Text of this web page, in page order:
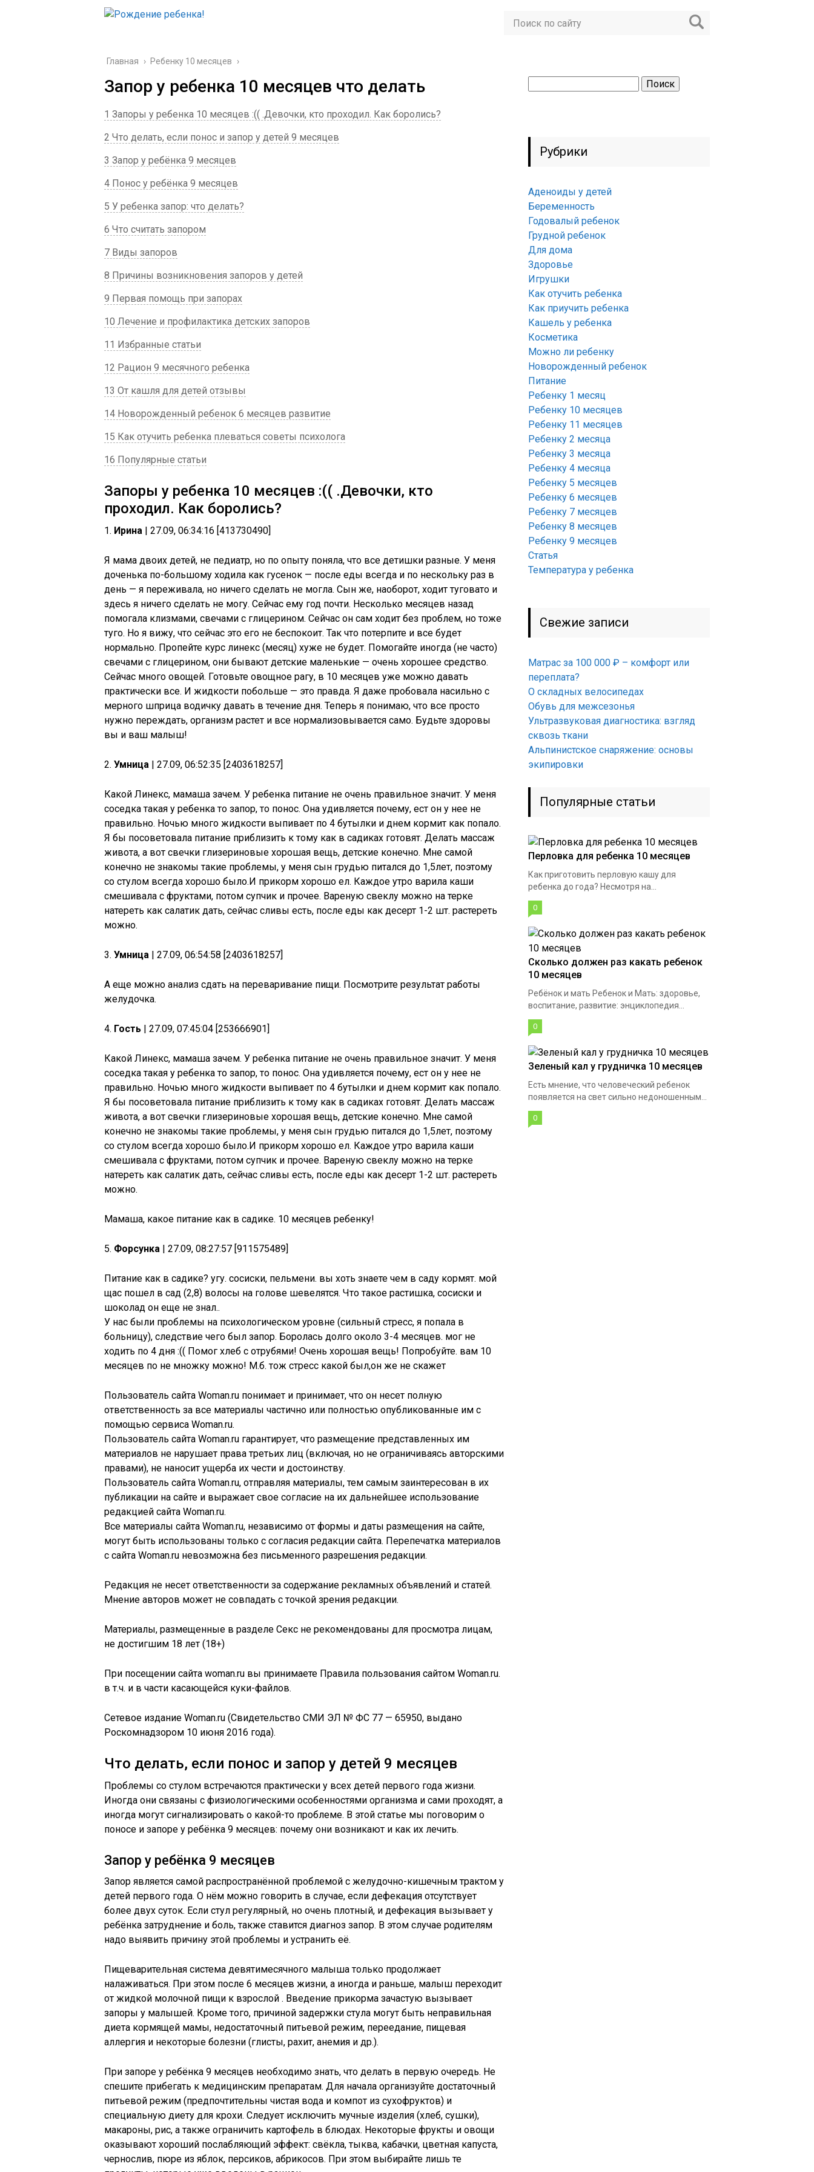
Главная › Ребенку 10 месяцев ›
Запор у ребенка 10 месяцев что делать
1 Запоры у ребенка 10 месяцев :(( .Девочки, кто проходил. Как боролись?
2 Что делать, если понос и запор у детей 9 месяцев
3 Запор у ребёнка 9 месяцев
4 Понос у ребёнка 9 месяцев
5 У ребенка запор: что делать?
6 Что считать запором
7 Виды запоров
8 Причины возникновения запоров у детей
9 Первая помощь при запорах
10 Лечение и профилактика детских запоров
11 Избранные статьи
12 Рацион 9 месячного ребенка
13 От кашля для детей отзывы
14 Новорожденный ребенок 6 месяцев развитие
15 Как отучить ребенка плеваться советы психолога
16 Популярные статьи
Запоры у ребенка 10 месяцев :(( .Девочки, кто
проходил. Как боролись?
1. Ирина | 27.09, 06:34:16 [413730490]
Я мама двоих детей, не педиатр, но по опыту поняла, что все детишки разные. У меня
доченька по-большому ходила как гусенок — после еды всегда и по нескольку раз в
день — я переживала, но ничего сделать не могла. Сын же, наоборот, ходит туговато и
здесь я ничего сделать не могу. Сейчас ему год почти. Несколько месяцев назад
помогала клизмами, свечами с глицерином. Сейчас он сам ходит без проблем, но тоже
туго. Но я вижу, что сейчас это его не беспокоит. Так что потерпите и все будет
нормально. Пропейте курс линекс (месяц) хуже не будет. Помогайте иногда (не часто)
свечами с глицерином, они бывают детские маленькие — очень хорошее средство.
Сейчас много овощей. Готовьте овощное рагу, в 10 месяцев уже можно давать
практически все. И жидкости побольше — это правда. Я даже пробовала насильно с
мерного шприца водичку давать в течение дня. Теперь я понимаю, что все просто
нужно переждать, организм растет и все нормализовывается само. Будьте здоровы
вы и ваш малыш!
2. Умница | 27.09, 06:52:35 [2403618257]
Какой Линекс, мамаша зачем. У ребенка питание не очень правильное значит. У меня
соседка такая у ребенка то запор, то понос. Она удивляется почему, ест он у нее не
правильно. Ночью много жидкости выпивает по 4 бутылки и днем кормит как попало.
Я бы посоветовала питание приблизить к тому как в садиках готовят. Делать массаж
живота, а вот свечки глизериновые хорошая вещь, детские конечно. Мне самой
конечно не знакомы такие проблемы, у меня сын грудью питался до 1,5лет, поэтому
со стулом всегда хорошо было.И прикорм хорошо ел. Каждое утро варила каши
смешивала с фруктами, потом супчик и прочее. Вареную свеклу можно на терке
натереть как салатик дать, сейчас сливы есть, после еды как десерт 1-2 шт. растереть
можно.
3. Умница | 27.09, 06:54:58 [2403618257]
А еще можно анализ сдать на переваривание пищи. Посмотрите результат работы
желудочка.
4. Гость | 27.09, 07:45:04 [253666901]
Какой Линекс, мамаша зачем. У ребенка питание не очень правильное значит. У меня
соседка такая у ребенка то запор, то понос. Она удивляется почему, ест он у нее не
правильно. Ночью много жидкости выпивает по 4 бутылки и днем кормит как попало.
Я бы посоветовала питание приблизить к тому как в садиках готовят. Делать массаж
живота, а вот свечки глизериновые хорошая вещь, детские конечно. Мне самой
конечно не знакомы такие проблемы, у меня сын грудью питался до 1,5лет, поэтому
со стулом всегда хорошо было.И прикорм хорошо ел. Каждое утро варила каши
смешивала с фруктами, потом супчик и прочее. Вареную свеклу можно на терке
натереть как салатик дать, сейчас сливы есть, после еды как десерт 1-2 шт. растереть
можно.
Мамаша, какое питание как в садике. 10 месяцев ребенку!
5. Форсунка | 27.09, 08:27:57 [911575489]
Питание как в садике? угу. сосиски, пельмени. вы хоть знаете чем в саду кормят. мой
щас пошел в сад (2,8) волосы на голове шевелятся. Что такое растишка, сосиски и
шоколад он еще не знал..
У нас были проблемы на психологическом уровне (сильный стресс, я попала в
больницу), следствие чего был запор. Боролась долго около 3-4 месяцев. мог не
ходить по 4 дня :(( Помог хлеб с отрубями! Очень хорошая вещь! Попробуйте. вам 10
месяцев по не множку можно! М.б. тож стресс какой был,он же не скажет
Пользователь сайта Woman.ru понимает и принимает, что он несет полную
ответственность за все материалы частично или полностью опубликованные им с
помощью сервиса Woman.ru.
Пользователь сайта Woman.ru гарантирует, что размещение представленных им
материалов не нарушает права третьих лиц (включая, но не ограничиваясь авторскими
правами), не наносит ущерба их чести и достоинству.
Пользователь сайта Woman.ru, отправляя материалы, тем самым заинтересован в их
публикации на сайте и выражает свое согласие на их дальнейшее использование
редакцией сайта Woman.ru.
Все материалы сайта Woman.ru, независимо от формы и даты размещения на сайте,
могут быть использованы только с согласия редакции сайта. Перепечатка материалов
с сайта Woman.ru невозможна без письменного разрешения редакции.
Редакция не несет ответственности за содержание рекламных объявлений и статей.
Мнение авторов может не совпадать с точкой зрения редакции.
Материалы, размещенные в разделе Секс не рекомендованы для просмотра лицам,
не достигшим 18 лет (18+)
При посещении сайта woman.ru вы принимаете Правила пользования сайтом Woman.ru.
в т.ч. и в части касающейся куки-файлов.
Сетевое издание Woman.ru (Свидетельство СМИ ЭЛ № ФС 77 — 65950, выдано
Роскомнадзором 10 июня 2016 года).
Что делать, если понос и запор у детей 9 месяцев
Проблемы со стулом встречаются практически у всех детей первого года жизни.
Иногда они связаны с физиологическими особенностями организма и сами проходят, а
иногда могут сигнализировать о какой-то проблеме. В этой статье мы поговорим о
поносе и запоре у ребёнка 9 месяцев: почему они возникают и как их лечить.
Запор у ребёнка 9 месяцев
Запор является самой распространённой проблемой с желудочно-кишечным трактом у
детей первого года. О нём можно говорить в случае, если дефекация отсутствует
более двух суток. Если стул регулярный, но очень плотный, и дефекация вызывает у
ребёнка затруднение и боль, также ставится диагноз запор. В этом случае родителям
надо выявить причину этой проблемы и устранить её.
Пищеварительная система девятимесячного малыша только продолжает
налаживаться. При этом после 6 месяцев жизни, а иногда и раньше, малыш переходит
от жидкой молочной пищи к взрослой . Введение прикорма зачастую вызывает
запоры у малышей. Кроме того, причиной задержки стула могут быть неправильная
диета кормящей мамы, недостаточный питьевой режим, переедание, пищевая
аллергия и некоторые болезни (глисты, рахит, анемия и др.).
При запоре у ребёнка 9 месяцев необходимо знать, что делать в первую очередь. Не
спешите прибегать к медицинским препаратам. Для начала организуйте достаточный
питьевой режим (предпочтительны чистая вода и компот из сухофруктов) и
специальную диету для крохи. Следует исключить мучные изделия (хлеб, сушки),
макароны, рис, а также ограничить картофель в блюдах. Некоторые фрукты и овощи
оказывают хороший послабляющий эффект: свёкла, тыква, кабачки, цветная капуста,
чернослив, пюре из яблок, персиков, абрикосов. При этом выбирайте лишь те
Рубрики
Аденоиды у детей
Беременность
Годовалый ребенок
Грудной ребенок
Для дома
Здоровье
Игрушки
Как отучить ребенка
Как приучить ребенка
Кашель у ребенка
Косметика
Можно ли ребенку
Новорожденный ребенок
Питание
Ребенку 1 месяц
Ребенку 10 месяцев
Ребенку 11 месяцев
Ребенку 2 месяца
Ребенку 3 месяца
Ребенку 4 месяца
Ребенку 5 месяцев
Ребенку 6 месяцев
Ребенку 7 месяцев
Ребенку 8 месяцев
Ребенку 9 месяцев
Статья
Температура у ребенка
Свежие записи
Матрас за 100 000 ₽ – комфорт или
переплата?
О складных велосипедах
Обувь для межсезонья
Ультразвуковая диагностика: взгляд
сквозь ткани
Альпинистское снаряжение: основы
экипировки
Популярные статьи
Перловка для ребенка 10 месяцев
Как приготовить перловую кашу для
ребенка до года? Несмотря на...
0
Сколько должен раз какать ребенок
10 месяцев
Ребёнок и мать Ребенок и Мать: здоровье,
воспитание, развитие: энциклопедия...
0
Зеленый кал у грудничка 10 месяцев
Есть мнение, что человеческий ребенок
появляется на свет сильно недоношенным...
0